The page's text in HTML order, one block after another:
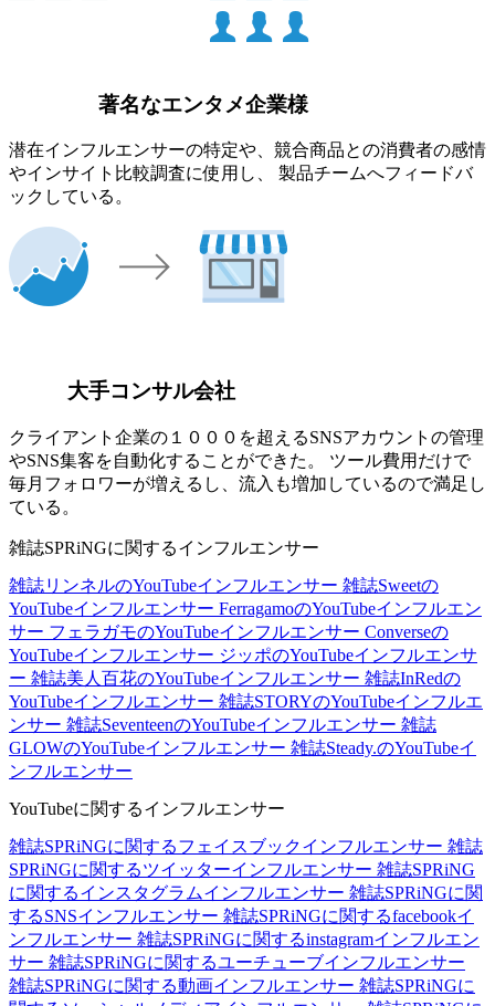
著名なエンタメ企業様
潜在インフルエンサーの特定や、競合商品との消費者の感情
やインサイト比較調査に使用し、 製品チームへフィードバ
ックしている。
大手コンサル会社
クライアント企業の１０００を超えるSNSアカウントの管理
やSNS集客を自動化することができた。 ツール費用だけで
毎月フォロワーが増えるし、流入も増加しているので満足し
ている。
雑誌SPRiNGに関するインフルエンサー
雑誌リンネルのYouTubeインフルエンサー 雑誌Sweetの
YouTubeインフルエンサー FerragamoのYouTubeインフルエン
サー フェラガモのYouTubeインフルエンサー Converseの
YouTubeインフルエンサー ジッポのYouTubeインフルエンサ
ー 雑誌美人百花のYouTubeインフルエンサー 雑誌InRedの
YouTubeインフルエンサー 雑誌STORYのYouTubeインフルエ
ンサー 雑誌SeventeenのYouTubeインフルエンサー 雑誌
GLOWのYouTubeインフルエンサー 雑誌Steady.のYouTubeイ
ンフルエンサー
YouTubeに関するインフルエンサー
雑誌SPRiNGに関するフェイスブックインフルエンサー 雑誌
SPRiNGに関するツイッターインフルエンサー 雑誌SPRiNG
に関するインスタグラムインフルエンサー 雑誌SPRiNGに関
するSNSインフルエンサー 雑誌SPRiNGに関するfacebookイ
ンフルエンサー 雑誌SPRiNGに関するinstagramインフルエン
サー 雑誌SPRiNGに関するユーチューブインフルエンサー
雑誌SPRiNGに関する動画インフルエンサー 雑誌SPRiNGに